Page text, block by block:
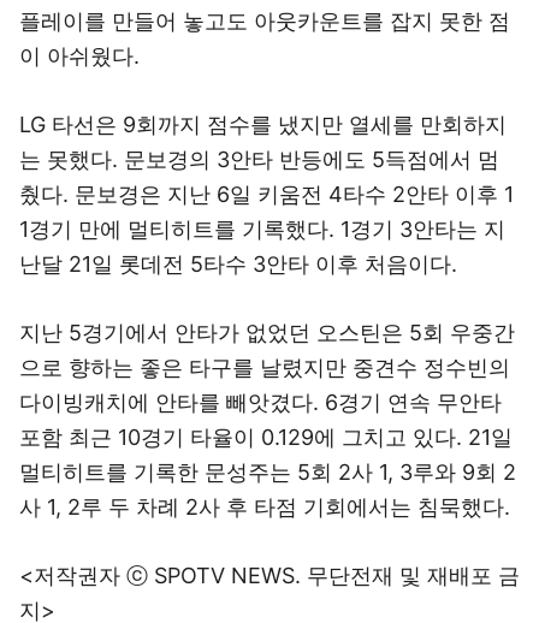
플레이를 만들어 놓고도 아웃카운트를 잡지 못한 점
이 아쉬웠다.
LG 타선은 9회까지 점수를 냈지만 열세를 만회하지
는 못했다. 문보경의 3안타 반등에도 5득점에서 멈
췄다. 문보경은 지난 6일 키움전 4타수 2안타 이후 1
1경기 만에 멀티히트를 기록했다. 1경기 3안타는 지
난달 21일 롯데전 5타수 3안타 이후 처음이다.
지난 5경기에서 안타가 없었던 오스틴은 5회 우중간
으로 향하는 좋은 타구를 날렸지만 중견수 정수빈의
다이빙캐치에 안타를 빼앗겼다. 6경기 연속 무안타
포함 최근 10경기 타율이 0.129에 그치고 있다. 21일
멀티히트를 기록한 문성주는 5회 2사 1, 3루와 9회 2
사 1, 2루 두 차례 2사 후 타점 기회에서는 침묵했다.
<저작권자 ⓒ SPOTV NEWS. 무단전재 및 재배포 금
지>